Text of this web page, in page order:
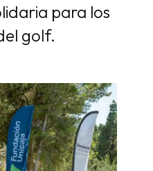
para los
golf.